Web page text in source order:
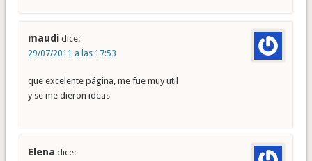
maudi dice:
29/07/2011 a las 17:53
que excelente página, me fue muy util
y se me dieron ideas
Elena dice: